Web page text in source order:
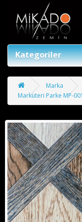
Kategoriler
Marka
Marküteri Parke MP-